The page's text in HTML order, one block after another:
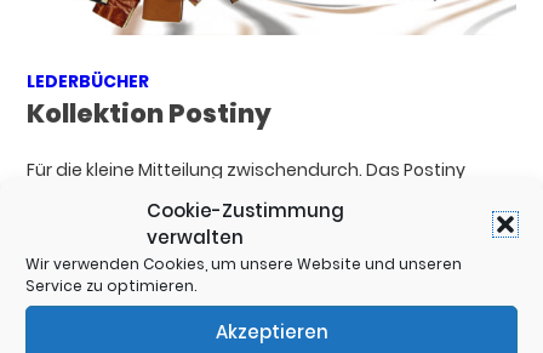
Cookie-Zustimmung
verwalten
Wir verwenden Cookies, um unsere Website und unseren
Service zu optimieren.
Akzeptieren
LEDERBÜCHER
Kollektion Postiny
Für die kleine Mitteilung zwischendurch. Das Postiny
DIN A8, sind mit einem Haftnotizzettelblock (100 Blatt)
ausgestattet, der zum einen für allgemeine Notizen
genutzt werden kann, zum anderen können die
Haftnotizen aber einzeln herausgenommen und munter
„geposted“ werden. Postinys gibt es im Hoch- sowie im
Querformat. Jedem Buch liegt [...]